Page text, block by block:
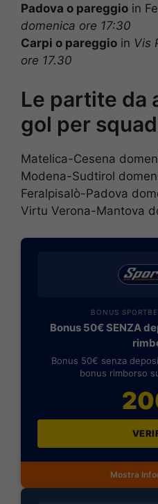
Padova o pareggio in
domenica ore 17:30
Carpi o pareggio in Vis
ore 17.30
Le partite da
gol per
Matelica-Cesena
Modena-Sudtirol
Feralpisalò-Padova
Virtu Verona-Mantova
BONUS
Bonus 50€ SENZA
Bonus 50€ senza
bonus rimborso
Mostra